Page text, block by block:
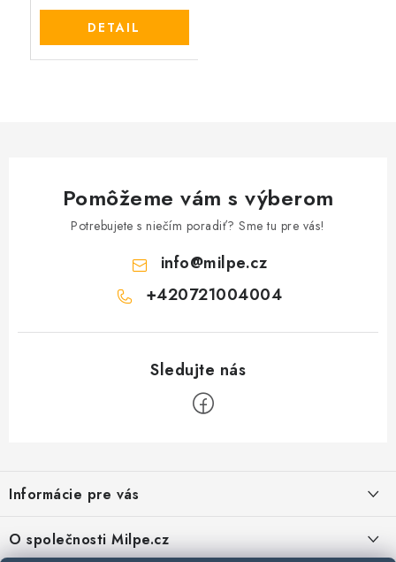
DETAIL
Pomôžeme vám s výberom
Potrebujete s niečím poradiť? Sme tu pre vás!
info@milpe.cz
+420721004004
p
ä
t
Informácie pre vás
Reklamace a vrácení zboží
O společnosti Milpe.cz